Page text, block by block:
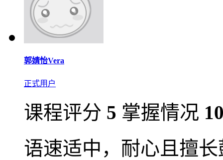
郭婧怡Vera
正式用户
课程评分 5 掌握情况
语速适中，耐心且擅